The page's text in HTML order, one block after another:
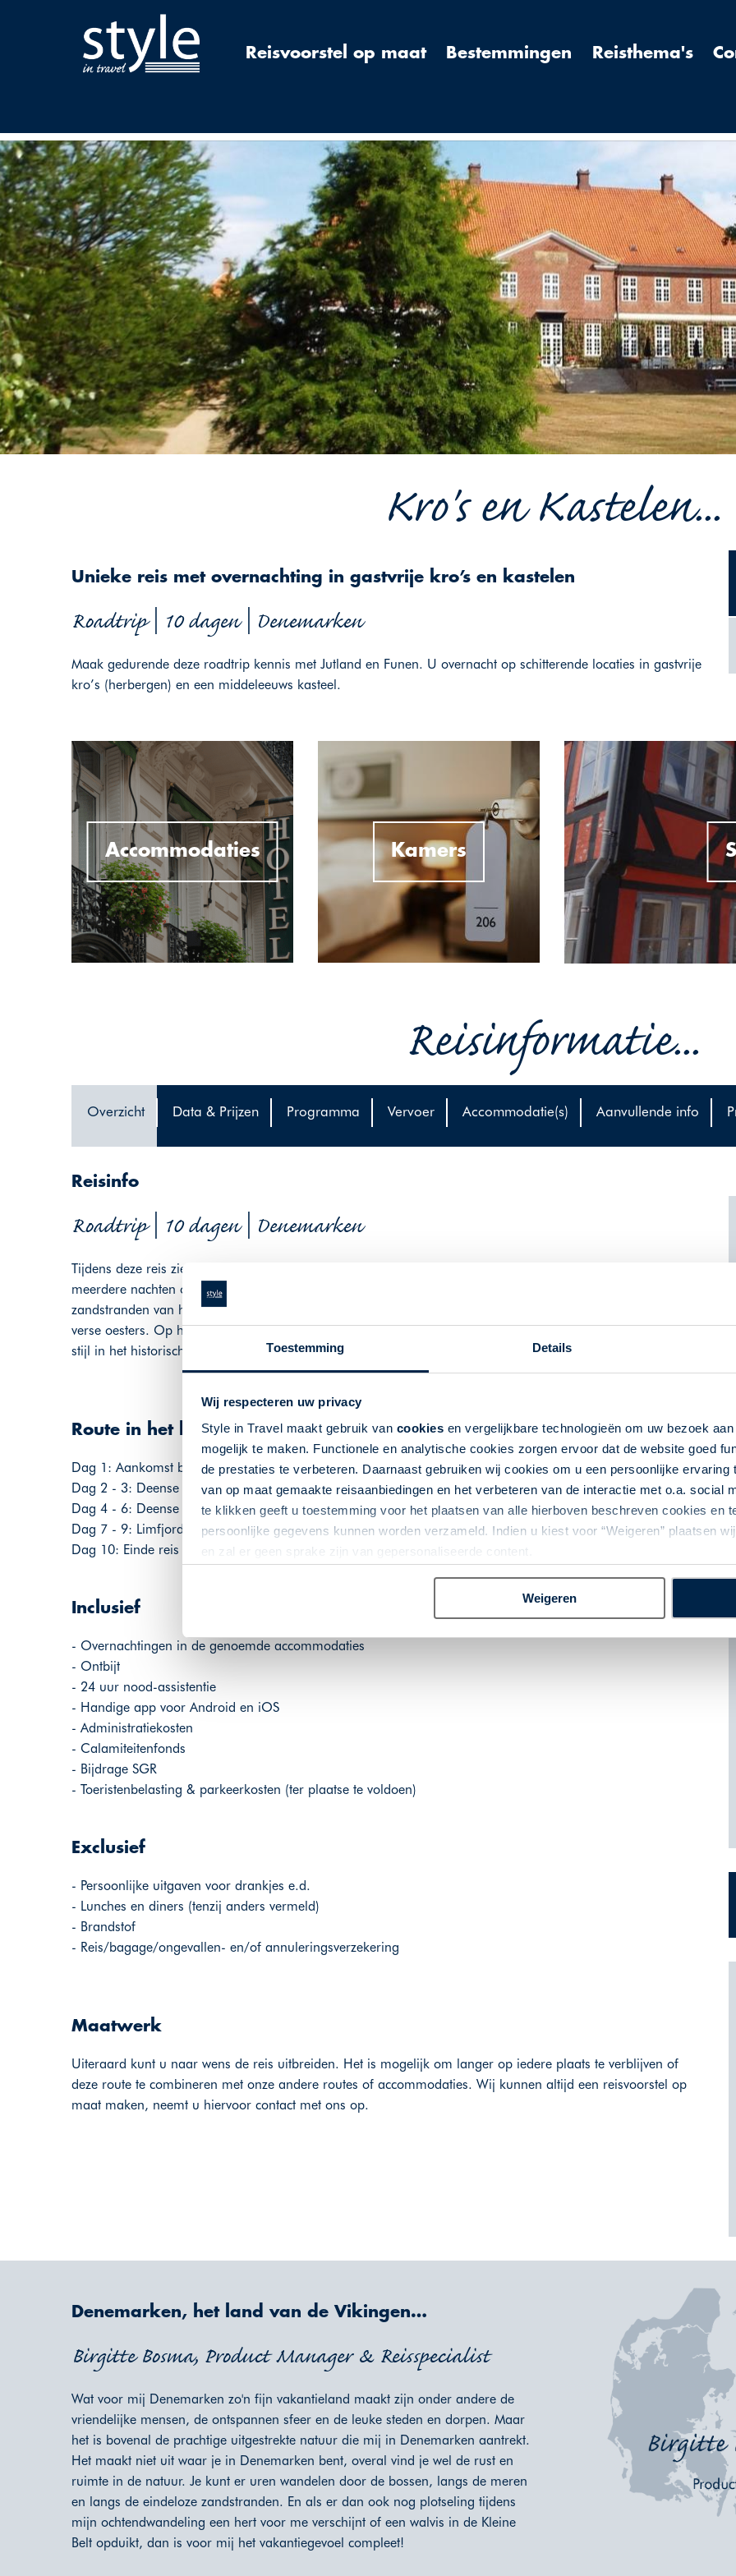
Toestemming Details
Wij respecteren uw privacy
Style in Travel maakt gebruik van cookies en vergelijkbare technologieën om uw bezoek
mogelijk te maken. Functionele en analytische cookies zorgen ervoor dat de website goed
de prestaties te verbeteren. Daarnaast gebruiken wij cookies om u een persoonlijke ervaring
van op maat gemaakte reisaanbiedingen en het verbeteren van de interactie met o.a. social
te klikken geeft u toestemming voor het plaatsen van alle hierboven beschreven cookies en
persoonlijke gegevens kunnen worden verzameld. Indien u kiest voor “Weigeren” plaatsen
en zal er geen sprake zijn van gepersonaliseerde content.
Weigeren
Reisvoorstel op maat Bestemmingen Reisthema's
Kro's en Kastelen...
Unieke reis met overnachting in gastvrije kro’s en kastelen
Roadtrip | 10 dagen | Denemarken
Maak gedurende deze roadtrip kennis met Jutland en Funen. U overnacht op schitterende locaties in gastvrije
kro’s (herbergen) en een middeleeuws kasteel.
Accommodaties Kamers
Reisinformatie...
Overzicht Data & Prijzen Programma Vervoer Accommodatie(s) Aanvullende info
Reisinfo
Roadtrip | 10 dagen | Denemarken
Tijdens deze reis ziet u veel hoogtepunten van Zuid- en Midden-Jutland en de regio Funen. U verblijft
meerdere nachten op een locatie, zodat er voldoende tijd is om de omgeving te verkennen. Ontdek de lange
zandstranden van het Deense Waddengebied, verken de bosrijke omgeving van het Limfjord en proef hier de
verse oesters. Op het eiland Funen, dat bekend staat om de vele middeleeuwse kastelen verblijft u geheel in
stijl in het historische Hindsgavl Slot. Een passende afsluiting van deze unieke reis.
Route in het kort
Dag 1: Aankomst bij Deense waddenkust (Zuid-Jutland), Gram Slotskro
Dag 2 - 3: Deense waddenkust (Zuid-Jutland) Gram Slotskro
Dag 4 - 6: Deense waddenkust - Limfjord, Hotel Nørre Vinkel, 230 km
Dag 7 - 9: Limfjord - Middelfart (Funen), Hindsgavl Slot, 200 km
Dag 10: Einde reis
Inclusief
- Overnachtingen in de genoemde accommodaties
- Ontbijt
- 24 uur nood-assistentie
- Handige app voor Android en iOS
- Administratiekosten
- Calamiteitenfonds
- Bijdrage SGR
- Toeristenbelasting & parkeerkosten (ter plaatse te voldoen)
Exclusief
- Persoonlijke uitgaven voor drankjes e.d.
- Lunches en diners (tenzij anders vermeld)
- Brandstof
- Reis/bagage/ongevallen- en/of annuleringsverzekering
Maatwerk
Uiteraard kunt u naar wens de reis uitbreiden. Het is mogelijk om langer op iedere plaats te verblijven of
deze route te combineren met onze andere routes of accommodaties. Wij kunnen altijd een reisvoorstel op
maat maken, neemt u hiervoor contact met ons op.
Denemarken, het land van de Vikingen…
Birgitte Bosma, Product Manager & Reisspecialist
Wat voor mij Denemarken zo'n fijn vakantieland maakt zijn onder andere de
vriendelijke mensen, de ontspannen sfeer en de leuke steden en dorpen. Maar
het is bovenal de prachtige uitgestrekte natuur die mij in Denemarken aantrekt.
Het maakt niet uit waar je in Denemarken bent, overal vind je wel de rust en
ruimte in de natuur. Je kunt er uren wandelen door de bossen, langs de meren
en langs de eindeloze zandstranden. En als er dan ook nog plotseling tijdens
mijn ochtendwandeling een hert voor me verschijnt of een walvis in de Kleine
Belt opduikt, dan is voor mij het vakantiegevoel compleet!